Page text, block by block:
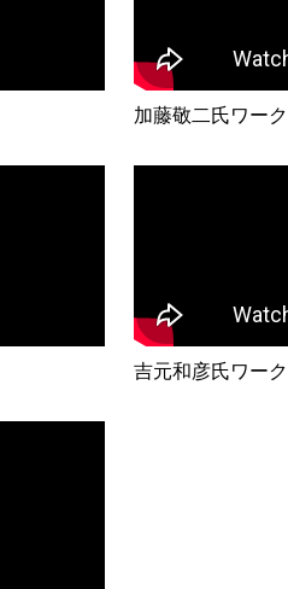
加藤敬二氏ワー
吉元和彦氏ワー